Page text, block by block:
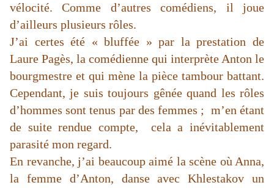
vélocité. Comme d’autres comédiens, il joue
d’ailleurs plusieurs rôles.
J’ai certes été « bluffée » par la prestation de
Laure Pagès, la comédienne qui interprète Anton le
bourgmestre et qui mène la pièce tambour battant.
Cependant, je suis toujours gênée quand les rôles
d’hommes sont tenus par des femmes ; m’en étant
de suite rendue compte, cela a inévitablement
parasité mon regard.
En revanche, j’ai beaucoup aimé la scène où Anna,
la femme d’Anton, danse avec Khlestakov un